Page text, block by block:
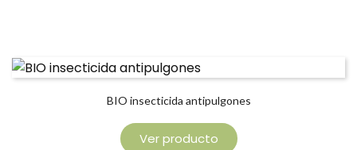
BIO insecticida antipulgones
Ver producto